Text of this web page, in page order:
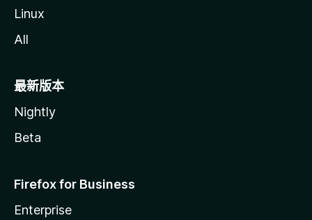
Linux
All
最新版本
Nightly
Beta
Firefox for Business
Enterprise